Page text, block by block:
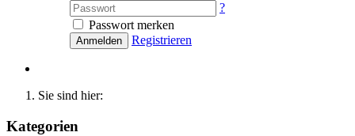
?
Passwort merken
Anmelden Registrieren
Sie sind hier:
Kategorien